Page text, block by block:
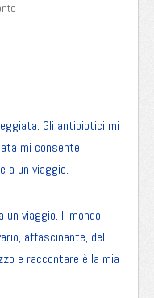
Gli antibiotici mi
mi consente
a un viaggio.
un viaggio. Il mondo
affascinante, del
e raccontare è la mia